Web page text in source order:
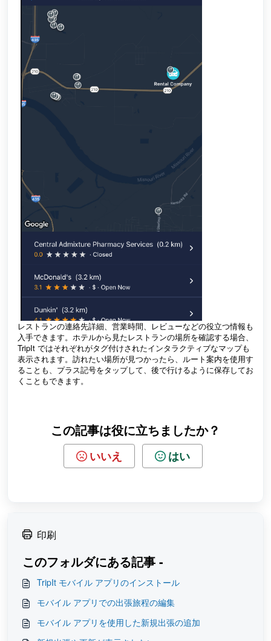
レストランの連絡先詳細、営業時間、レビューなどの役立つ情報も
入手できます。ホテルから見たレストランの場所を確認する場合、
TripIt ではそれぞれがタグ付けされたインタラクティブなマップも
表示されます。訪れたい場所が見つかったら、ルート案内を使用す
ることも、プラス記号をタップして、後で行けるように保存してお
くこともできます。
この記事は役に立ちましたか？
いいえ はい
印刷
このフォルダにある記事 -
TripIt モバイル アプリのインストール
モバイル アプリでの出張旅程の編集
モバイル アプリを使用した新規出張の追加